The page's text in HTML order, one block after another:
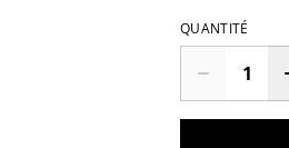
QUANTITÉ